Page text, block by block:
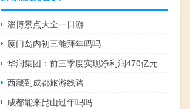
淄博景点大全一日游
厦门岛内初三能拜年吗吗
华润集团：前三季度实现净利润470亿元
西藏到成都旅游线路
成都能来昆山过年吗吗